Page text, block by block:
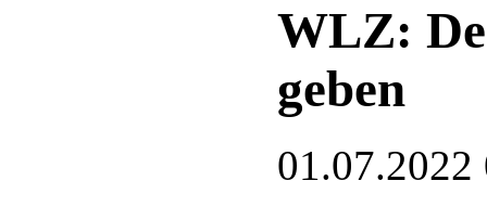
WLZ:
geben
01.07.2022